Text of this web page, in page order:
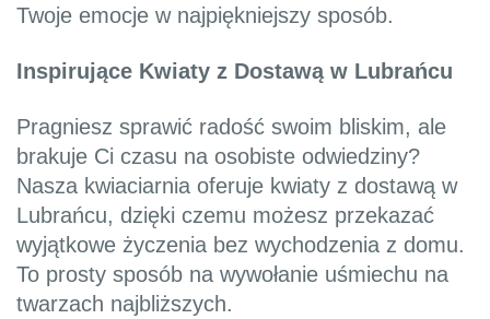
Twoje emocje w najpiękniejszy sposób.
Inspirujące Kwiaty z Dostawą w Lubrańcu
Pragniesz sprawić radość swoim bliskim, ale
brakuje Ci czasu na osobiste odwiedziny?
Nasza kwiaciarnia oferuje kwiaty z dostawą w
Lubrańcu, dzięki czemu możesz przekazać
wyjątkowe życzenia bez wychodzenia z domu.
To prosty sposób na wywołanie uśmiechu na
twarzach najbliższych.